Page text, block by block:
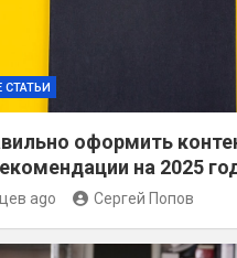
оформить
на 2025
ago Сергей Попов